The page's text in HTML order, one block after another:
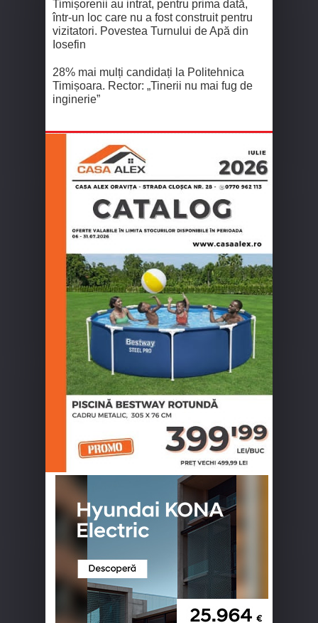
Timișorenii au intrat, pentru prima dată,
într-un loc care nu a fost construit pentru
vizitatori. Povestea Turnului de Apă din
Iosefin
28% mai mulți candidați la Politehnica
Timișoara. Rector: „Tinerii nu mai fug de
inginerie”